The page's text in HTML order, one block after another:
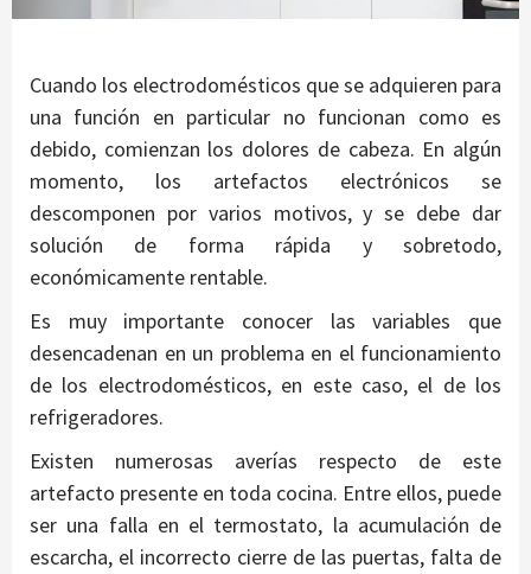
Cuando los electrodomésticos que se adquieren para
una función en particular no funcionan como es
debido, comienzan los dolores de cabeza. En algún
momento, los artefactos electrónicos se
descomponen por varios motivos, y se debe dar
solución de forma rápida y sobretodo,
económicamente rentable.
Es muy importante conocer las variables que
desencadenan en un problema en el funcionamiento
de los electrodomésticos, en este caso, el de los
refrigeradores.
Existen numerosas averías respecto de este
artefacto presente en toda cocina. Entre ellos, puede
ser una falla en el termostato, la acumulación de
escarcha, el incorrecto cierre de las puertas, falta de